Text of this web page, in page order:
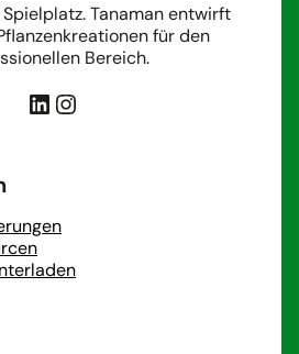
Tanaman entwirft
für den
Bereich.
LinkedIn
Instagram